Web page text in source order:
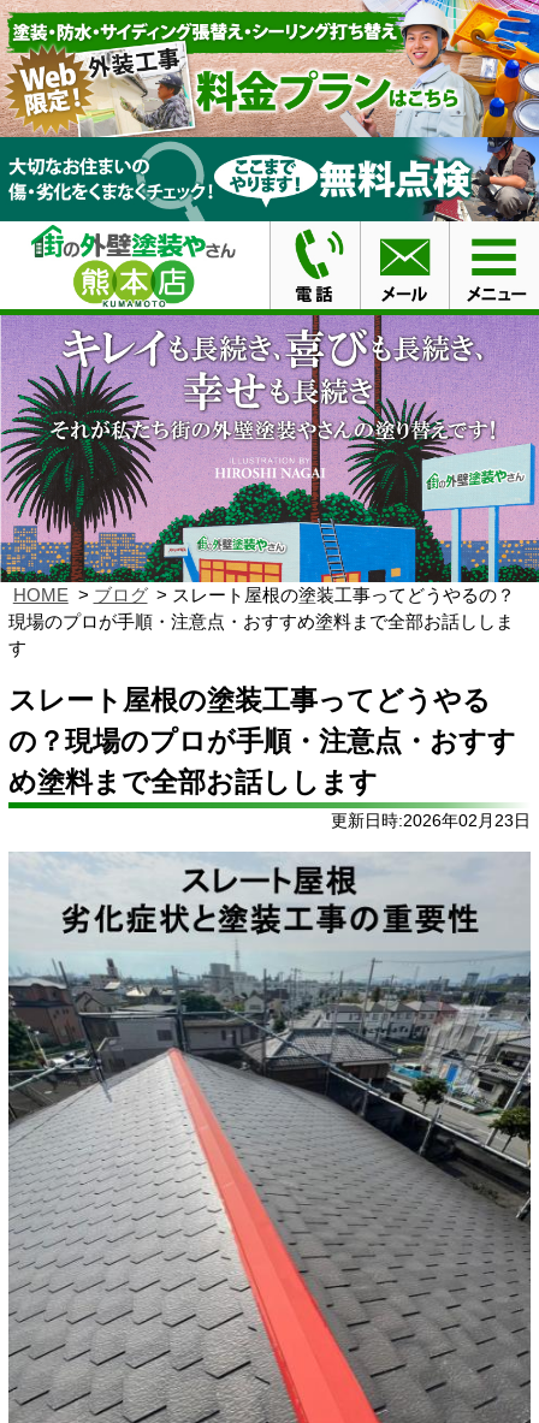
HOME ブログ
スレート屋根の塗装工事ってどうやるの？
現場のプロが手順・注意点・おすすめ塗料まで全部お話ししま
す
スレート屋根の塗装工事ってどうやる
の？現場のプロが手順・注意点・おすす
め塗料まで全部お話しします
更新日時:2026年02月23日